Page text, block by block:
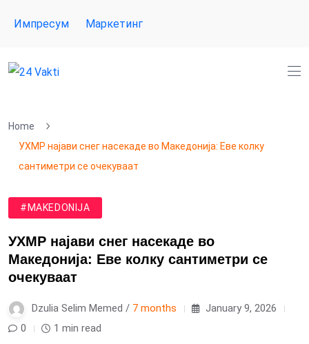
Импресум Маркетинг
Home
УХМР најави снег насекаде во Македонија: Еве колку
сантиметри се очекуваат
#MAKEDONIJA
УХМР најави снег насекаде во
Македонија: Еве колку сантиметри се
очекуваат
Dzulia Selim Memed / 7 months
January 9, 2026
0
1 min read